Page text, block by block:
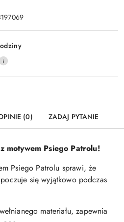
(0) ZADAJ PYTANIE
motywem Psiego Patrolu!
Psiego Patrolu sprawi, że
się wyjątkowo podczas
materiału, zapewnia